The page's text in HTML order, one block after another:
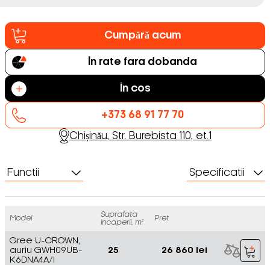
Cumpără acum
În rate fara dobanda
În cos
+373 68 91 77 70
Chișinău, Str. Burebista 110, et.1
Functii Specificatii
Model
Suprafata
incaperii, m²
Pret
Gree U-CROWN,
auriu GWH09UB-
K6DNA4A/I
25 26 860 lei